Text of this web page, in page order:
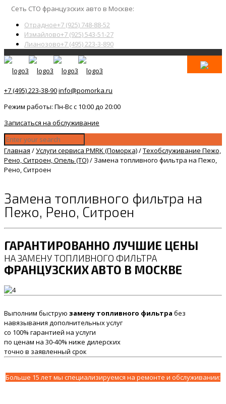
Сеть СТО французских авто в Москве:
Отрадное+7 (925) 748-88-52
Измайлово+7 (925) 543-51-27
Лианозово+7 (495) 223-3-890
+7 (495) 223-38-90info@pomorka.ru
Режим работы: Пн-Вс с 10:00 до 20:00
Записаться на обслуживание
Главная /Услуги сервиса PMRK (Поморка)/Техобслуживание Пежо,
Рено, Ситроен, Опель (ТО)/ Замена топливного фильтра на Пежо,
Рено, Ситроен
Замена топливного фильтра на
Пежо, Рено, Ситроен
ГАРАНТИРОВАННО ЛУЧШИЕ ЦЕНЫ
НА ЗАМЕНУ ТОПЛИВНОГО ФИЛЬТРА
ФРАНЦУЗСКИХ АВТО В МОСКВЕ
Выполним быструю замену топливного фильтра без
навязывания дополнительных услуг
со 100% гарантией на услуги
по ценам на 30-40% ниже дилерских
точно в заявленный срок
Больше 15 лет мы специализируемся на ремонте и обслуживании: